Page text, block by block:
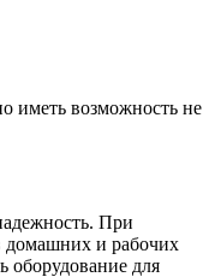
иметь возможность не
При
домашних и рабочих
оборудование для